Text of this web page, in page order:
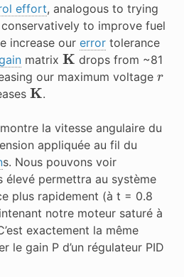
effort, analogous to trying
to improve fuel
increase our errortolerance
matrix K drops from ~81
our maximum voltage r
K .
la vitesse angulaire du
appliquée au fil du
s. Nous pouvons voir
élevé permettra au système
plus rapidement (à t = 0.8
notre moteur saturé à
exactement la même
le gain P d’un régulateur PID